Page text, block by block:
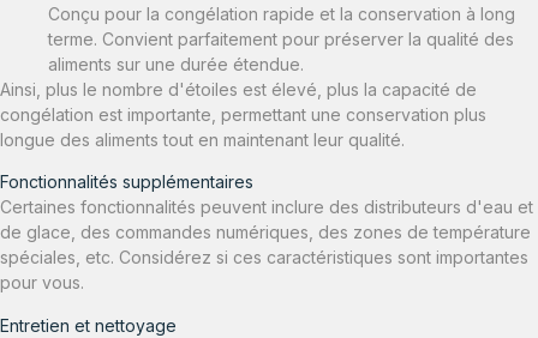
Conçu pour la congélation rapide et la conservation à long
terme. Convient parfaitement pour préserver la qualité des
aliments sur une durée étendue.
Ainsi, plus le nombre d'étoiles est élevé, plus la capacité de
congélation est importante, permettant une conservation plus
longue des aliments tout en maintenant leur qualité.
Fonctionnalités supplémentaires
Certaines fonctionnalités peuvent inclure des distributeurs d'eau et
de glace, des commandes numériques, des zones de température
spéciales, etc. Considérez si ces caractéristiques sont importantes
pour vous.
Entretien et nettoyage